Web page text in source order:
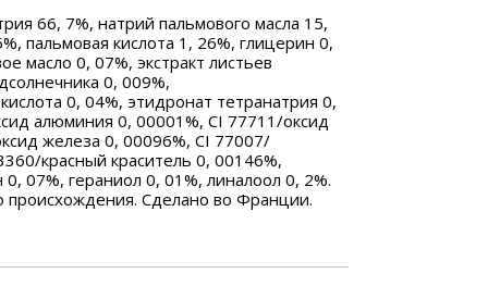
66, 7%, натрий пальмового масла 15,
пальмовая кислота 1, 26%, глицерин 0,
масло 0, 07%, экстракт листьев
0, 009%,
0, 04%, этидронат тетранатрия 0,
алюминия 0, 00001%, CI 77711/оксид
железа 0, 00096%, CI 77007/
красный краситель 0, 00146%,
07%, гераниол 0, 01%, линалоол 0, 2%.
происхождения. Сделано во Франции.